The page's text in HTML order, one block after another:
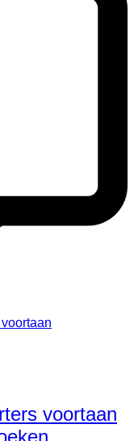
voortaan